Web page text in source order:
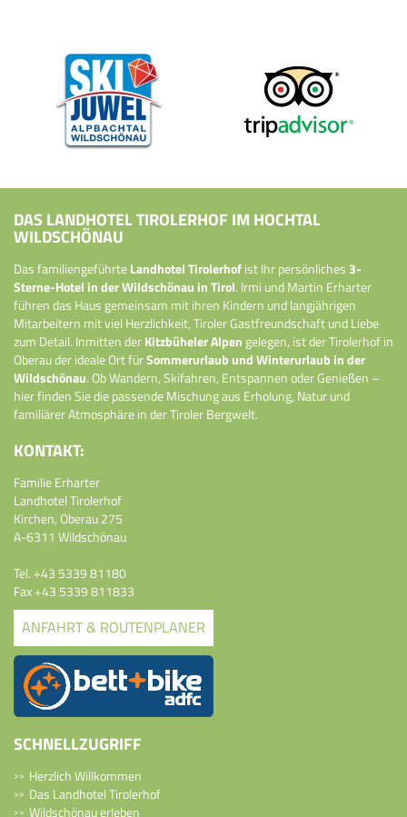
DAS LANDHOTEL TIROLERHOF IM HOCHTAL
WILDSCHÖNAU
Das familiengeführteLandhotel Tirolerhofist Ihr persönliches 3-
Sterne-Hotel in der Wildschönau in Tirol. Irmi und Martin Erharter
führen das Haus gemeinsam mit ihren Kindern und langjährigen
Mitarbeitern mit viel Herzlichkeit, Tiroler Gastfreundschaft und Liebe
zum Detail. Inmitten derKitzbüheler Alpengelegen, ist der Tirolerhof in
Oberau der ideale Ort fürSommerurlaub und Winterurlaub in der
Wildschönau. Ob Wandern, Skifahren, Entspannen oder Genießen –
hier finden Sie die passende Mischung aus Erholung, Natur und
familiärer Atmosphäre in der Tiroler Bergwelt.
KONTAKT:
Familie Erharter
Landhotel Tirolerhof
Kirchen, Oberau 275
A-6311 Wildschönau
Tel.+43 5339 81180
Fax +43 5339 811833
ANFAHRT & ROUTENPLANER
SCHNELLZUGRIFF
Herzlich Willkommen
Das Landhotel Tirolerhof
Wildschönau erleben